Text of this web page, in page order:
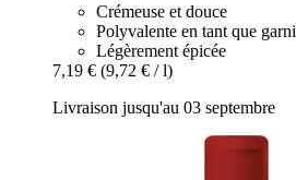
Crémeuse et douce
Polyvalente en tant que
Légèrement épicée
7,19 € (9,72 € / l)
Livraison jusqu'au 03 septembre